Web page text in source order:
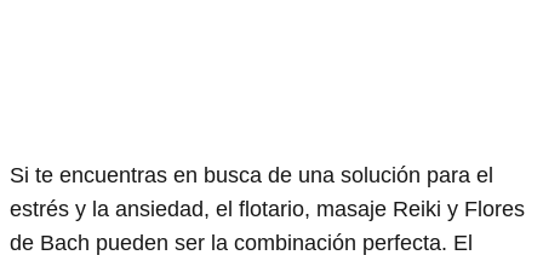
Si te encuentras en busca de una solución para el
estrés y la ansiedad, el flotario, masaje Reiki y Flores
de Bach pueden ser la combinación perfecta. El